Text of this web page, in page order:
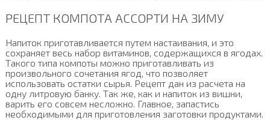
РЕЦЕПТ КОМПОТА АССОРТИ НА ЗИМУ
Напиток приготавливается путем настаивания, и это
сохраняет весь набор витаминов, содержащихся в ягодах.
Такого типа компоты можно приготавливать из
произвольного сочетания ягод, что позволяет
использовать остатки сырья. Рецепт дан из расчета на
одну литровую банку. Так же, как и напиток из вишни,
варить его совсем несложно. Главное, запастись
необходимыми для приготовления заготовки продуктами.